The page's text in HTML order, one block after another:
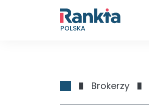
POLSKA
Brokerzy